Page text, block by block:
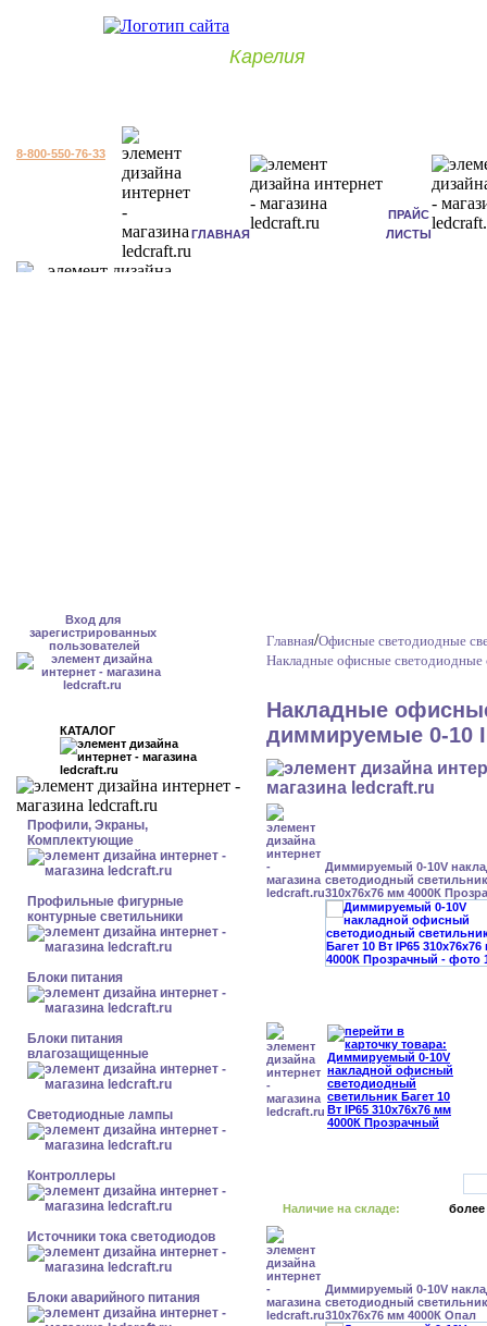
Карелия
8-800-550-76-33
ГЛАВНАЯ
ПРАЙС
ЛИСТЫ
Вход для
зарегистрированных
пользователей
КАТАЛОГ
Профили, Экраны,
Комплектующие
Профильные фигурные
контурные светильники
Блоки питания
Блоки питания
влагозащищенные
Светодиодные лампы
Контроллеры
Источники тока светодиодов
Блоки аварийного питания
Главная/Офисные светодиодные
Накладные офисные
Накладные
диммируемые 0-10
Диммируемый 0-10V
светодиодный светильник
310x76x76 мм 4000К
Наличие на складе: более
Диммируемый 0-10V
светодиодный светильник
310x76x76 мм 4000К Опал